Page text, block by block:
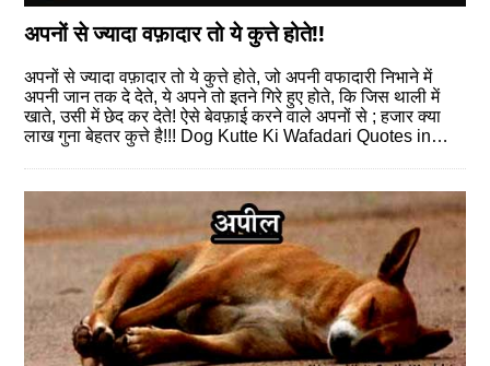
अपनों से ज्यादा वफ़ादार तो ये कुत्ते होते!!
अपनों से ज्यादा वफ़ादार तो ये कुत्ते होते, जो अपनी वफादारी निभाने में
अपनी जान तक दे देते, ये अपने तो इतने गिरे हुए होते, कि जिस थाली में
खाते, उसी में छेद कर देते! ऐसे बेवफ़ाई करने वाले अपनों से ; हजार क्या
लाख गुना बेहतर कुत्ते है!!! Dog Kutte Ki Wafadari Quotes in…